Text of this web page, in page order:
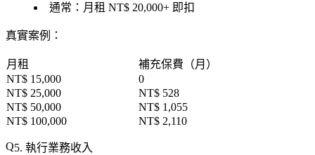
通常：月租 NT$ 20,000+ 即扣
真實案例 ：
月租
補充保費（月）
NT$ 15,000
0
NT$ 25,000
NT$ 528
NT$ 50,000
NT$ 1,055
NT$ 100,000
NT$ 2,110
5. 執行業務收入